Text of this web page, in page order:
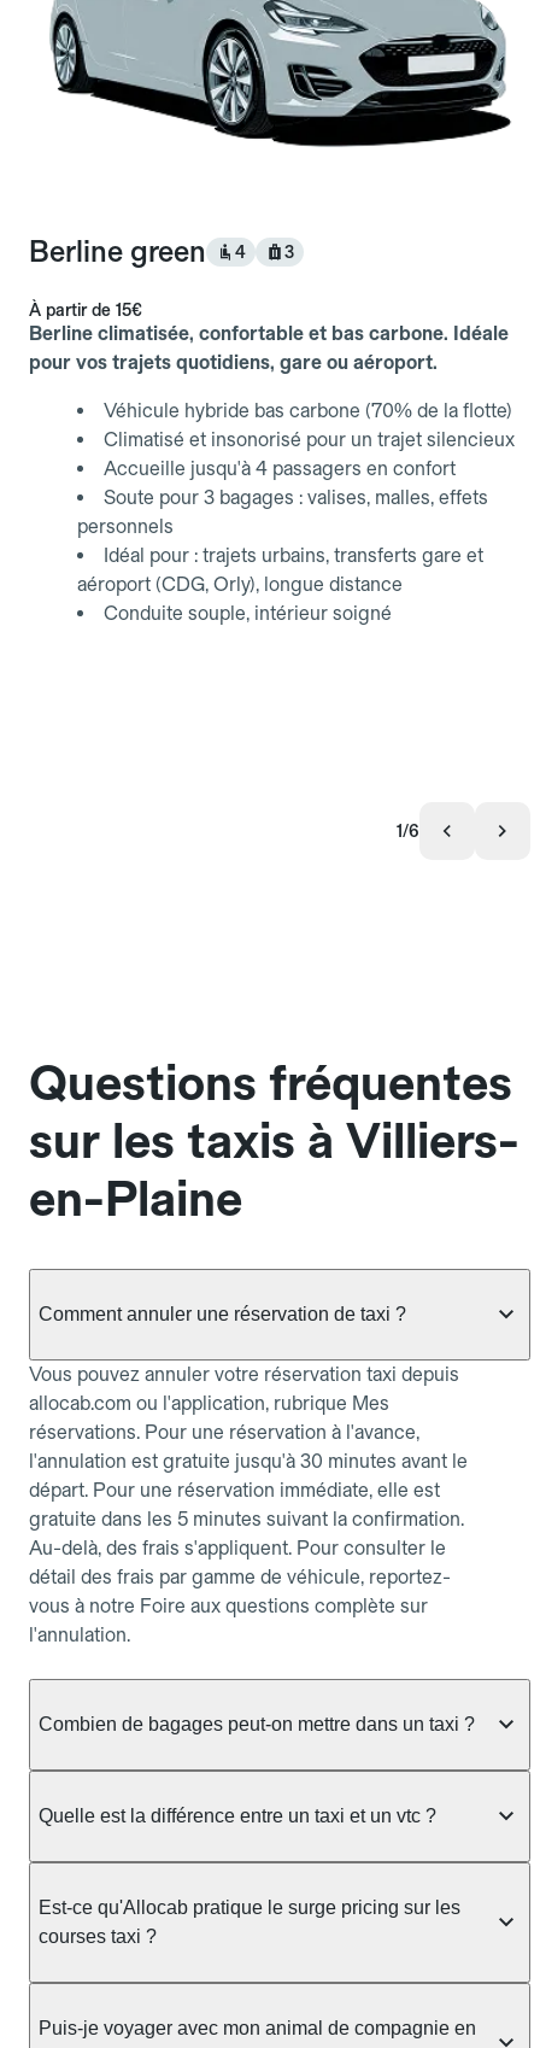
Berline green 4 3
À partir de 15€
Berline climatisée, confortable et bas carbone. Idéale
pour vos trajets quotidiens, gare ou aéroport.
Véhicule hybride bas carbone (70% de la flotte)
Climatisé et insonorisé pour un trajet silencieux
Accueille jusqu'à 4 passagers en confort
Soute pour 3 bagages : valises, malles, effets
personnels
Idéal pour : trajets urbains, transferts gare et
aéroport (CDG, Orly), longue distance
Conduite souple, intérieur soigné
1/6
Questions fréquentes
sur les taxis à Villiers-
en-Plaine
Comment annuler une réservation de taxi ?
Vous pouvez annuler votre réservation taxi depuis
allocab.com ou l'application, rubrique Mes
réservations. Pour une réservation à l'avance,
l'annulation est gratuite jusqu'à 30 minutes avant le
départ. Pour une réservation immédiate, elle est
gratuite dans les 5 minutes suivant la confirmation.
Au-delà, des frais s'appliquent. Pour consulter le
détail des frais par gamme de véhicule, reportez-
vous à notre Foire aux questions complète sur
l'annulation.
Combien de bagages peut-on mettre dans un taxi ?
taxi berline accueille en général jusqu'à 3 bagages
ou nombreux, précisez-le dans le champ "Message
au chauffeur" lors de la réservation. Le prix n'est
pas impacté par le nombre de bagages.
Quelle est la différence entre un taxi et un vtc ?
prendre en charge directement dans la rue, à une
station ou sur réservation, avec un tarif au
réservation et propose un prix fixe annoncé à
l'avance. Chez Allocab, réservez facilement votre
Est-ce qu'Allocab pratique le surge pricing sur les
courses taxi ?
réglementation préfectorale et suit un barème
Puis-je voyager avec mon animal de compagnie en